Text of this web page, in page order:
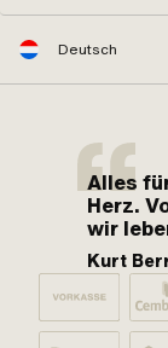
Deutsch
Alles
Herz.
wir
Kurt